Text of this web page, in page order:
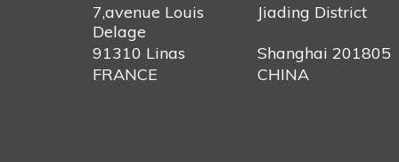
7,avenue Louis
Delage
Jiading District
91310 Linas
Shanghai 201805
FRANCE
CHINA